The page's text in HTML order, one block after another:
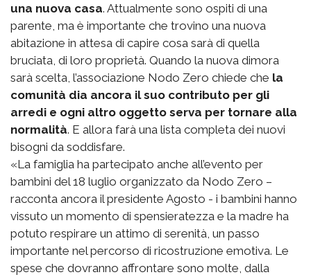
una nuova casa. Attualmente sono ospiti di una
parente, ma è importante che trovino una nuova
abitazione in attesa di capire cosa sarà di quella
bruciata, di loro proprietà. Quando la nuova dimora
sarà scelta, l’associazione Nodo Zero chiede che la
comunità dia ancora il suo contributo per gli
arredi e ogni altro oggetto serva per tornare alla
normalità. E allora farà una lista completa dei nuovi
bisogni da soddisfare.
«La famiglia ha partecipato anche all’evento per
bambini del 18 luglio organizzato da Nodo Zero –
racconta ancora il presidente Agosto - i bambini hanno
vissuto un momento di spensieratezza e la madre ha
potuto respirare un attimo di serenità, un passo
importante nel percorso di ricostruzione emotiva. Le
spese che dovranno affrontare sono molte, dalla